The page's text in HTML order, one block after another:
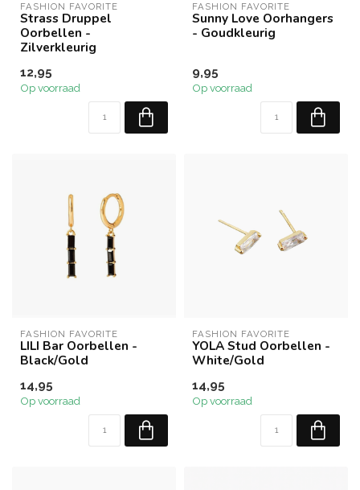
FASHION FAVORITE
Strass Druppel
Oorbellen -
Zilverkleurig
12,95
Op voorraad
FASHION FAVORITE
Sunny Love Oorhangers
- Goudkleurig
9,95
Op voorraad
FASHION FAVORITE
LILI Bar Oorbellen -
Black/Gold
14,95
Op voorraad
FASHION FAVORITE
YOLA Stud Oorbellen -
White/Gold
14,95
Op voorraad